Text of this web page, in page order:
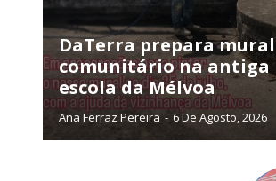
ANUALDaTerra prepara mural
comunitário na antiga
escola da Mélvoa
Ana Ferraz Pereira - 6 De Agosto, 2026